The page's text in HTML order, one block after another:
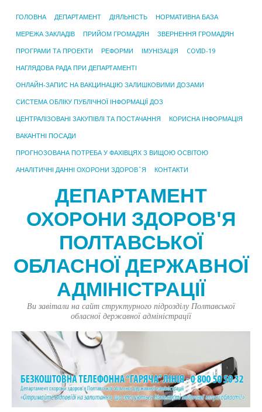
ГОЛОВНА ДЕПАРТАМЕНТ ДІЯЛЬНІСТЬ НОРМАТИВНА БАЗА
МЕРЕЖА ЗАКЛАДІВ ПРИЙОМ ГРОМАДЯН ЗВЕРНЕННЯ ГРОМАДЯН
ПРОГРАМИ ТА ПРОЕКТИ РЕФОРМИ ІМУНІЗАЦІЯ COVID-19
НАГЛЯДОВА РАДА ПРИ ДЕПАРТАМЕНТІ
ОНЛАЙН-ЗАПИС НА ВАКЦИНАЦІЮ ЗАЛИШКОВИМИ ДОЗАМИ
СИСТЕМА ОБЛІКУ ПУБЛІЧНОЇ ІНФОРМАЦІЇ ДОЗ
ЦЕНТРАЛІЗОВАНІ ЗАКУПІВЛІ ТА ПОСТАЧАННЯ КОРИСНА ІНФОРМАЦІЯ
ВАКАНТНІ ПОСАДИ
ПРОГНОЗОВАНА ПОТРЕБА У ФАХІВЦЯХ З ВИЩОЮ ОСВІТОЮ
АНАЛІТИЧНІ ДАННІ ОХОРОНИ ЗДОРОВ`Я КОНТАКТИ
ДЕПАРТАМЕНТ
ОХОРОНИ ЗДОРОВ'Я
ПОЛТАВСЬКОЇ
ОБЛАСНОЇ ДЕРЖАВНОЇ
АДМІНІСТРАЦІЇ
Ви завітали на сайт структурного підрозділу Полтавської
обласної державної адміністрації